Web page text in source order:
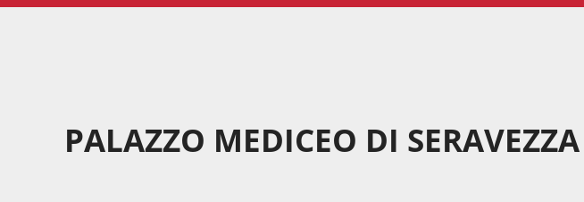
PALAZZO MEDICEO DI SERAVEZZA